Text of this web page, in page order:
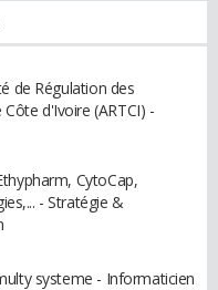
de Régulation des
d'Ivoire (ARTCI) -
CytoCap,
- Stratégie &
systeme - Informaticien